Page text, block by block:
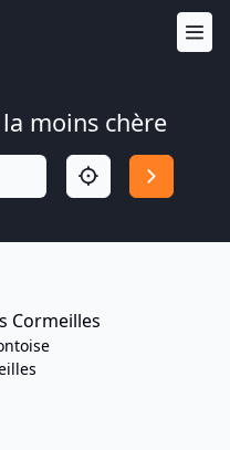
moins chère
Cormeilles